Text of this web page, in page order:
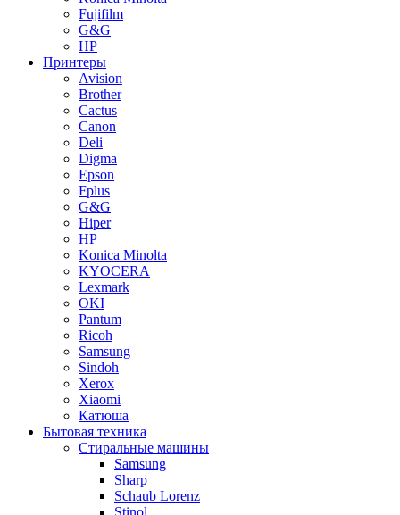
Fujifilm
G&G
HP
Принтеры
Avision
Brother
Cactus
Canon
Deli
Digma
Epson
Fplus
G&G
Hiper
HP
Konica Minolta
KYOCERA
Lexmark
OKI
Pantum
Ricoh
Samsung
Sindoh
Xerox
Xiaomi
Катюша
Бытовая техника
Стиральные машины
Samsung
Sharp
Schaub Lorenz